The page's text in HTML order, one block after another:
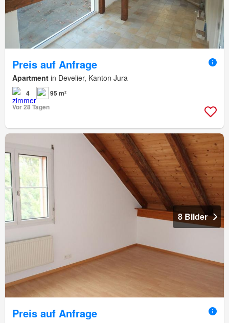
Preis auf Anfrage
Apartment in Develier, Kanton Jura
4
95 m²
Vor 28 Tagen
8 Bilder
Preis auf Anfrage